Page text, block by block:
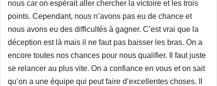
nous car on espérait aller chercher la victoire et les trois
points. Cependant, nous n’avons pas eu de chance et
nous avons eu des difficultés à gagner. C’est vrai que la
déception est là mais il ne faut pas baisser les bras. On a
encore toutes nos chances pour nous qualifier. Il faut juste
se relancer au plus vite. On a confiance en vous et on sait
qu’on a une équipe qui peut faire d’excellentes choses. Il